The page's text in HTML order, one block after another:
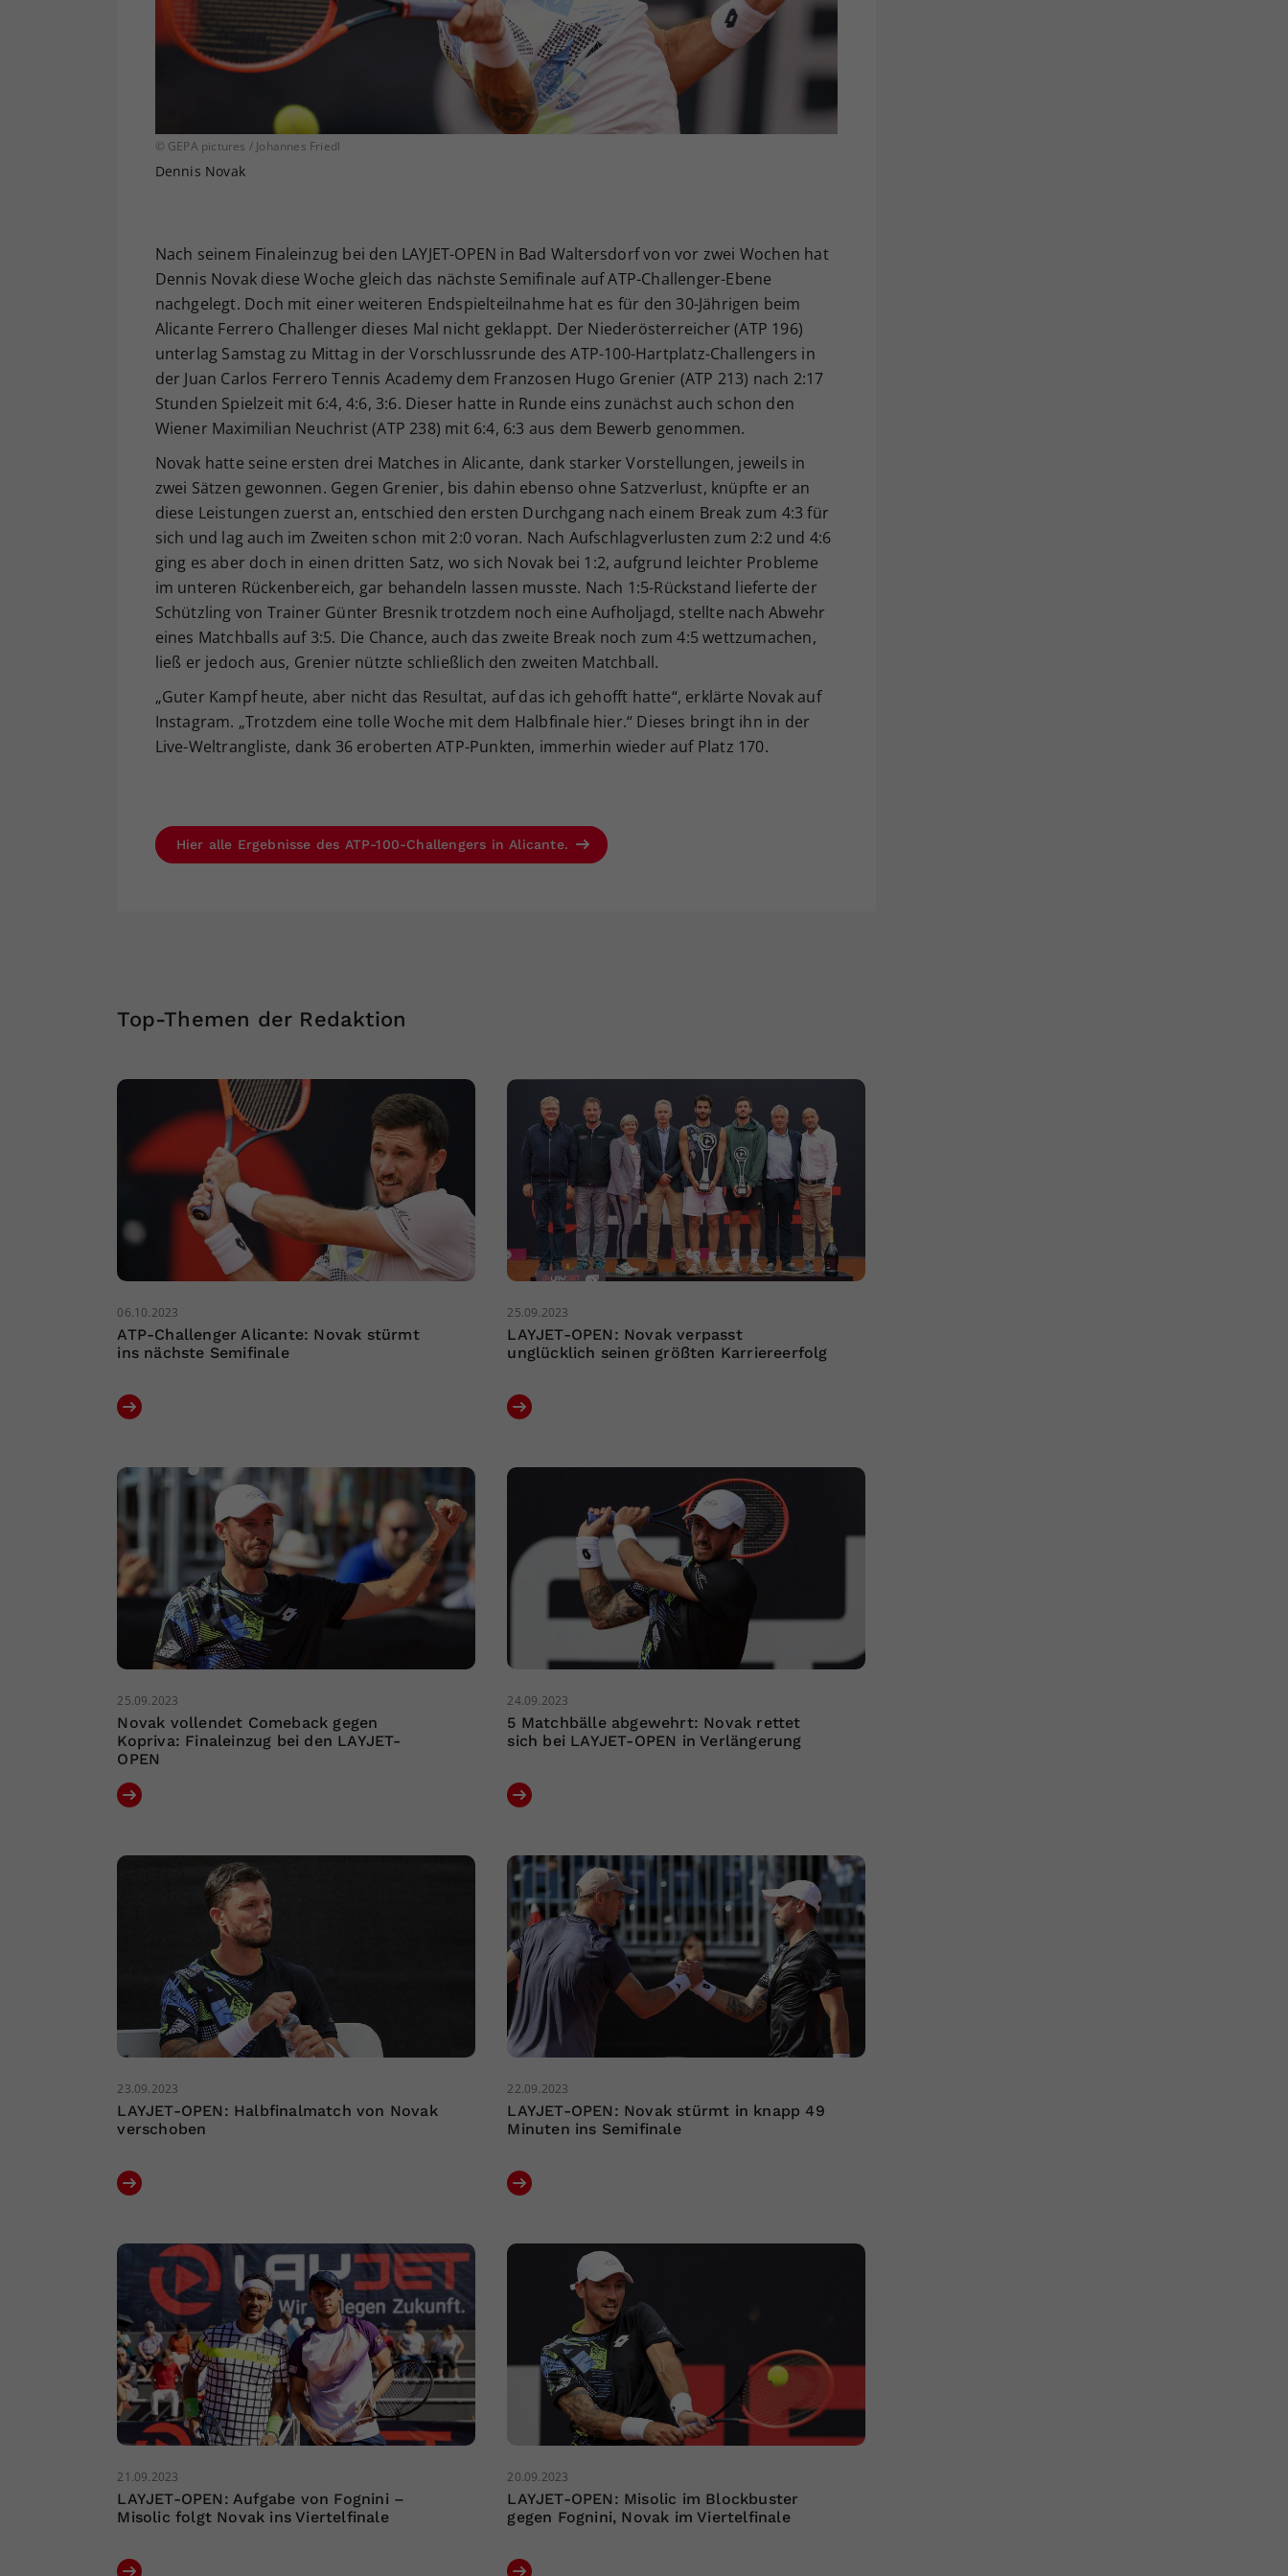
© GEPA pictures / Johannes Friedl
Dennis Novak
Nach seinem Finaleinzug bei den LAYJET-OPEN in Bad Waltersdorf von vor zwei Wochen hat
Dennis Novak diese Woche gleich das nächste Semifinale auf ATP-Challenger-Ebene
nachgelegt. Doch mit einer weiteren Endspielteilnahme hat es für den 30-Jährigen beim
Alicante Ferrero Challenger dieses Mal nicht geklappt. Der Niederösterreicher (ATP 196)
unterlag Samstag zu Mittag in der Vorschlussrunde des ATP-100-Hartplatz-Challengers in
der Juan Carlos Ferrero Tennis Academy dem Franzosen Hugo Grenier (ATP 213) nach 2:17
Stunden Spielzeit mit 6:4, 4:6, 3:6. Dieser hatte in Runde eins zunächst auch schon den
Wiener Maximilian Neuchrist (ATP 238) mit 6:4, 6:3 aus dem Bewerb genommen.
Novak hatte seine ersten drei Matches in Alicante, dank starker Vorstellungen, jeweils in
zwei Sätzen gewonnen. Gegen Grenier, bis dahin ebenso ohne Satzverlust, knüpfte er an
diese Leistungen zuerst an, entschied den ersten Durchgang nach einem Break zum 4:3 für
sich und lag auch im Zweiten schon mit 2:0 voran. Nach Aufschlagverlusten zum 2:2 und 4:6
ging es aber doch in einen dritten Satz, wo sich Novak bei 1:2, aufgrund leichter Probleme
im unteren Rückenbereich, gar behandeln lassen musste. Nach 1:5-Rückstand lieferte der
Schützling von Trainer Günter Bresnik trotzdem noch eine Aufholjagd, stellte nach Abwehr
eines Matchballs auf 3:5. Die Chance, auch das zweite Break noch zum 4:5 wettzumachen,
ließ er jedoch aus, Grenier nützte schließlich den zweiten Matchball.
„Guter Kampf heute, aber nicht das Resultat, auf das ich gehofft hatte“, erklärte Novak auf
Instagram. „Trotzdem eine tolle Woche mit dem Halbfinale hier.“ Dieses bringt ihn in der
Live-Weltrangliste, dank 36 eroberten ATP-Punkten, immerhin wieder auf Platz 170.
Hier alle Ergebnisse des ATP-100-Challengers in Alicante.
Top-Themen der Redaktion
06.10.2023
ATP-Challenger Alicante: Novak stürmt
ins nächste Semifinale
25.09.2023
LAYJET-OPEN: Novak verpasst
unglücklich seinen größten Karriereerfolg
25.09.2023
Novak vollendet Comeback gegen
Kopriva: Finaleinzug bei den LAYJET-
OPEN
24.09.2023
5 Matchbälle abgewehrt: Novak rettet
sich bei LAYJET-OPEN in Verlängerung
23.09.2023
LAYJET-OPEN: Halbfinalmatch von Novak
verschoben
22.09.2023
LAYJET-OPEN: Novak stürmt in knapp 49
Minuten ins Semifinale
21.09.2023
LAYJET-OPEN: Aufgabe von Fognini –
Misolic folgt Novak ins Viertelfinale
20.09.2023
LAYJET-OPEN: Misolic im Blockbuster
gegen Fognini, Novak im Viertelfinale
Ihrer vorgenommen Einstellungen, falls der
Webseiten-Betreiber dies eingestellt hat.